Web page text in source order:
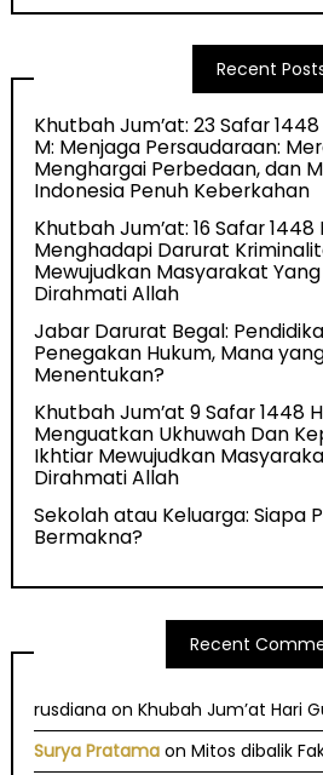
Recent
Khutbah Jum’at: 23 Safar
M: Menjaga Persaudaraan:
Menghargai Perbedaan, dan
Indonesia Penuh Keberkahan
Khutbah Jum’at: 16 Safar 1448
Menghadapi Darurat
Mewujudkan Masyarakat
Dirahmati Allah
Jabar Darurat Begal:
Penegakan Hukum, Mana
Menentukan?
Khutbah Jum’at 9 Safar 1448
Menguatkan Ukhuwah Dan
Ikhtiar Mewujudkan
Dirahmati Allah
Sekolah atau Keluarga: Siapa
Bermakna?
Recent
rusdiana onKhubah Jum’at Hari
Surya Pratama onMitos dibalik